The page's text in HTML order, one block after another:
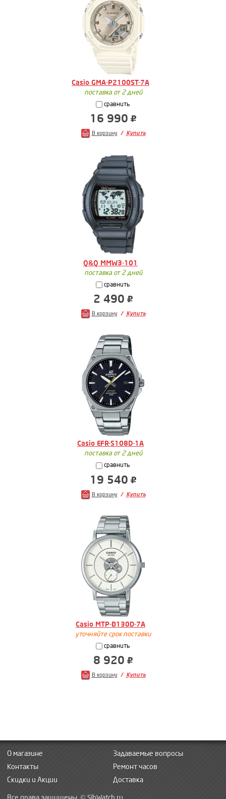
Casio GMA-P2100ST-7A
поставка от 2 дней
сравнить
16 990
В корзину Купить
Q&Q MMW3-101
поставка от 2 дней
сравнить
2 490
В корзину Купить
Casio EFR-S108D-1A
поставка от 2 дней
сравнить
19 540
В корзину Купить
Casio MTP-B130D-7A
уточняйте срок поставки
сравнить
8 920
В корзину Купить
О магазине
Задаваемые вопросы
Контакты
Ремонт часов
Скидки и Акции
Доставка